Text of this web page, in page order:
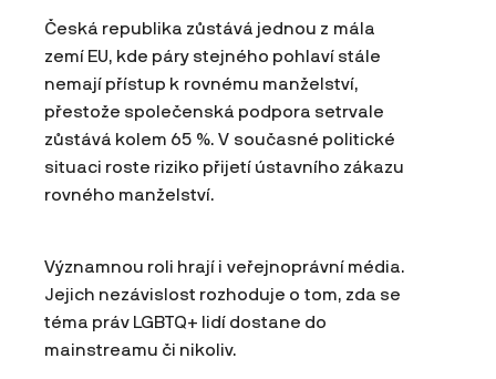
Česká republika zůstává jednou z mála
zemí EU, kde páry stejného pohlaví stále
nemají přístup k rovnému manželství,
přestože společenská podpora setrvale
zůstává kolem 65 %. V současné politické
situaci roste riziko přijetí ústavního zákazu
rovného manželství.
Významnou roli hrají i veřejnoprávní média.
Jejich nezávislost rozhoduje o tom, zda se
téma práv LGBTQ+ lidí dostane do
mainstreamu či nikoliv.